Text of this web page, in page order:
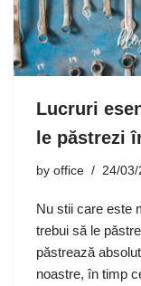
Lucruri
le păstrezi
by office 24/03/
Nu stii care este
trebui să le
păstrează
noastre, în timp